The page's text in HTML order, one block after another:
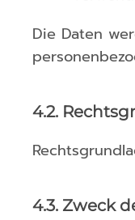
Die Daten
4.2.
4.3. Zweck